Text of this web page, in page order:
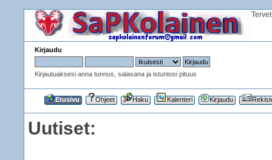
Kirjaudu
Kirjautuaksesi anna tunnus, salasana ja istuntosi pituus
Etusivu Ohjeet Haku Kalenteri Kirjaudu
Uutiset: